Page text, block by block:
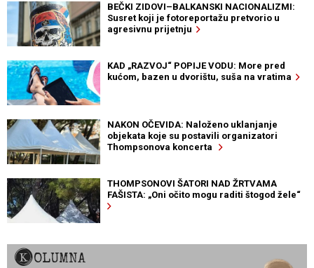
BEČKI ZIDOVI–BALKANSKI NACIONALIZMI:
Susret koji je fotoreportažu pretvorio u
agresivnu prijetnju
KAD „RAZVOJ“ POPIJE VODU: More pred
kućom, bazen u dvorištu, suša na vratima
NAKON OČEVIDA: Naloženo uklanjanje
objekata koje su postavili organizatori
Thompsonova koncerta
THOMPSONOVI ŠATORI NAD ŽRTVAMA
FAŠISTA: „Oni očito mogu raditi štogod žele“
KOLUMNA